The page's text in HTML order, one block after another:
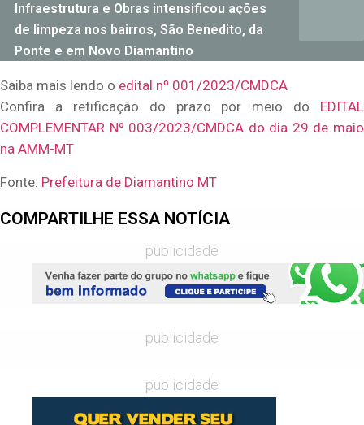
Infraestrutura e Obras intensificou ações
de limpeza nos bairros, São Benedito, da
Ponte e em Novo Diamantino
Saiba mais lendo o edital nº 001/2023/CMDCA
Confira a retificação do prazo por meio do EDITAL
COMPLEMENTAR Nº 003/2023/CMDCA do dia 29 de maio
na AMM-MT
Fonte: Prefeitura de Diamantino MT
COMPARTILHE ESSA NOTÍCIA
publicidade
publicidade
publicidade